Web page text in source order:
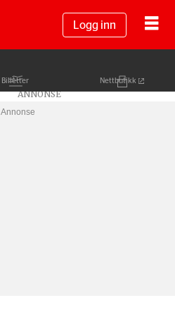
Logg inn
Billetter Nettbutikk
Annonse